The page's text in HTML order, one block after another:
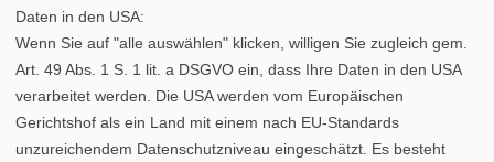
Daten in den USA:
Wenn Sie auf "alle auswählen" klicken, willigen Sie zugleich gem.
Art. 49 Abs. 1 S. 1 lit. a DSGVO ein, dass Ihre Daten in den USA
verarbeitet werden. Die USA werden vom Europäischen
Gerichtshof als ein Land mit einem nach EU-Standards
unzureichendem Datenschutzniveau eingeschätzt. Es besteht